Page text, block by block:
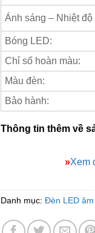
Ánh sáng – Nhiệt độ
Bóng LED:
Chỉ số hoàn màu:
Màu đèn:
Bảo hành:
Thông tin thêm về
»Xem
Danh mục: Đèn LED